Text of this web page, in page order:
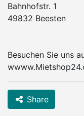
Bahnhofstr. 1
49832 Beesten
Besuchen Sie uns
Share